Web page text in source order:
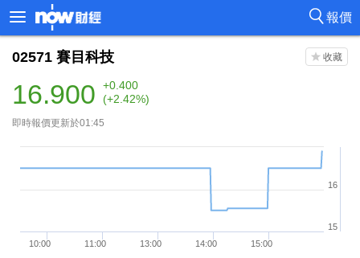
報價
02571 賽目科技
16.900
+0.400
(+2.42%)
即時報價更新於01:45